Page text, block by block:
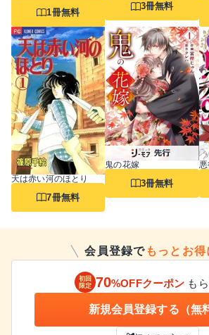
1冊無料
3冊無料
天は赤い河のほとり
7冊無料
鬼の花嫁
3冊無料
会員登録で もっとお得
初回
限定 70%OFFクーポン も
新規会員登録する（無